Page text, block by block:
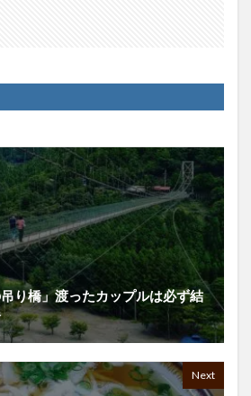
り橋」渡ったカップルは必ず結
Next